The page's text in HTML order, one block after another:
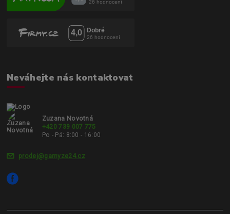
Neváhejte nás kontaktovat
Zuzana Novotná
+420 739 007 775
Po - Pá: 8:00 - 16:00
prodej@garnyze24.cz